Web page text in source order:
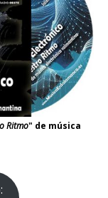
Ritmo" de música